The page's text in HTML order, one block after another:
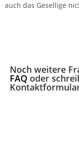
auch das Gesellige
Noch weitere
FAQ oder